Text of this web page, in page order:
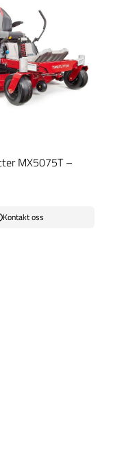
MX5075T –
Kontakt oss